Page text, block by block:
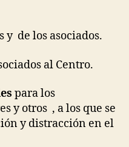
y de los asociados.
al Centro.
para los
y otros , a los que se
y distracción en el